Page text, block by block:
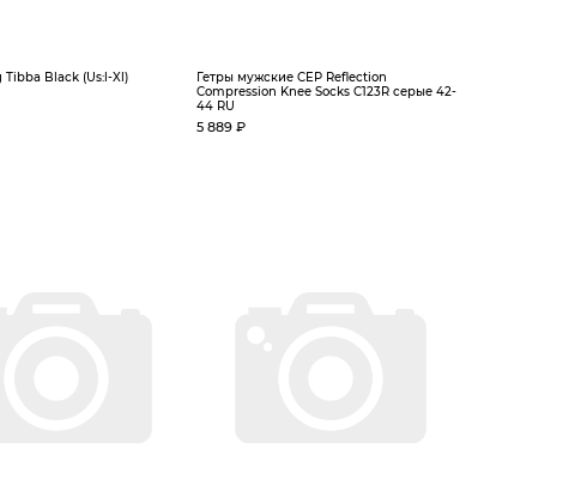
Tibba Black (Us:l-Xl)
Гетры мужские CEP Reflection
Compression Knee Socks C123R серые 42-
44 RU
5 889 ₽